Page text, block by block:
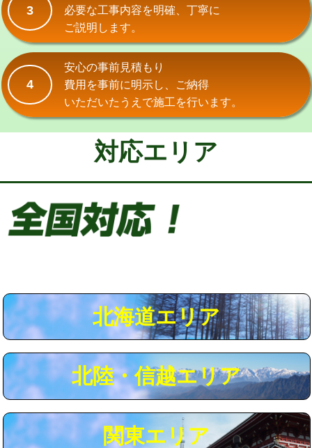
持込商品取付（浄水器・分岐水栓） 16,500円
給水管工事※（ホール加工)
給水管工事※（バンド止め)
給水管工事※（支持金具設置) 5,500円
給水管工事※（保温材使用（バンド止
め込み）)
5,500円
給水管工事※（土の掘削・埋め戻し作
11,000円
給水管工事※（塩ビ管（VP・HI）使
用/3ｍまで)
給水管工事※（ライニング鋼管・銅
管・ポリ管・HT管使用/3ｍまで)
44,000円
給水管工事※（ライニング鋼管・銅
+8,800円
マス交換（土の掘削・埋め戻し作業） 11,000円~
マス交換（深さ50㎝以上） 66,000円
3
必要な工事内容を明確、丁寧に
ご説明します。
4
安心の事前見積もり
費用を事前に明示し、ご納得
いただいたうえで施工を行います。
対応エリア
北海道エリア
北陸・信越エリア
関東エリア